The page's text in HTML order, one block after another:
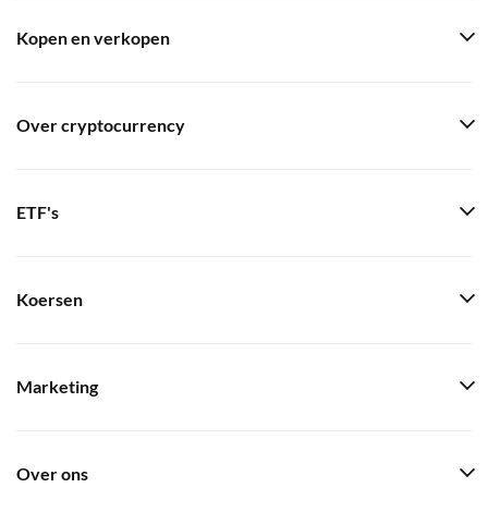
Kopen en verkopen
Over cryptocurrency
ETF's
Koersen
Marketing
Over ons